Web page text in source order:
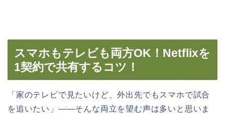
スマホもテレビも両方OK！Netflixを
1契約で共有するコツ！
「家のテレビで見たいけど、外出先でもスマホで試合
を追いたい」——そんな両立を望む声は多いと思いま